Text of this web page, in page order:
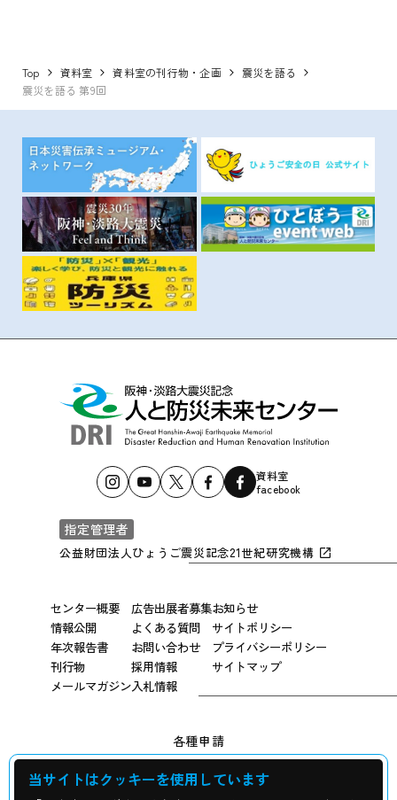
Top 資料室 資料室の刊行物・企画
震災を語る
震災を語る 第9回
資料室
facebook
指定管理者
公益財団法人ひょうご震災記念21世紀研究機構
センター概要
情報公開
年次報告書
刊行物
メールマガジン
広告出展者募集
よくある質問
お問い合わせ
採用情報
入札情報
お知らせ
サイトポリシー
プライバシーポリシー
サイトマップ
各種申請
広報用写真申し込み
当サイトはクッキーを使用しています